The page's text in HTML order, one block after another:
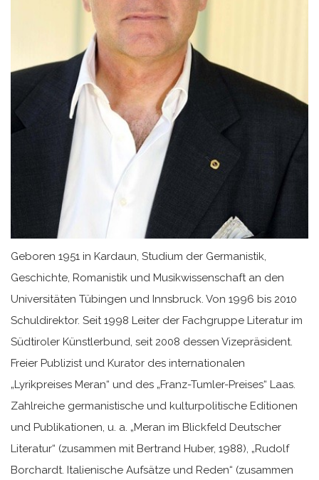
Geboren 1951 in Kardaun, Studium der Germanistik,
Geschichte, Romanistik und Musikwissenschaft an den
Universitäten Tübingen und Innsbruck. Von 1996 bis 2010
Schuldirektor. Seit 1998 Leiter der Fachgruppe Literatur im
Südtiroler Künstlerbund, seit 2008 dessen Vizepräsident.
Freier Publizist und Kurator des internationalen
„Lyrikpreises Meran“ und des „Franz-Tumler-Preises“ Laas.
Zahlreiche germanistische und kulturpolitische Editionen
und Publikationen, u. a. „Meran im Blickfeld Deutscher
Literatur“ (zusammen mit Bertrand Huber, 1988), „Rudolf
Borchardt. Italienische Aufsätze und Reden“ (zusammen